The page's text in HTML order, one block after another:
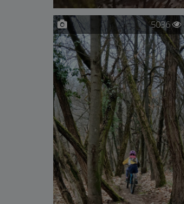
5036